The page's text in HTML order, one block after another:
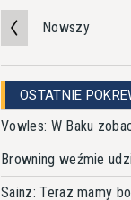
Nowszy
OSTATNIE
Vowles: W Baku
Browning weźmie
Sainz: Teraz mamy